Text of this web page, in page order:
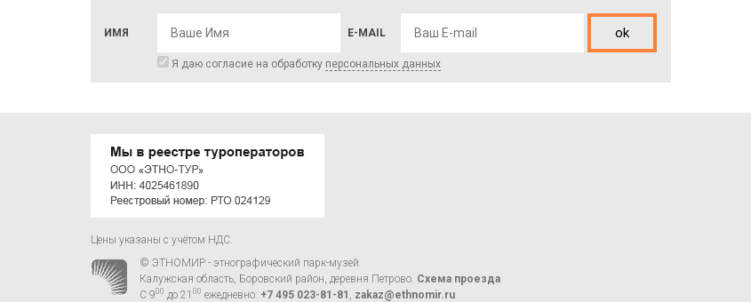
ИМЯ E-MAIL ok
Я даю согласие на обработку персональных данных
Цены указаны с учётом НДС.
© ЭТНОМИР - этнографический парк-музей
Калужская область, Боровский район, деревня Петрово. Схема проезда
С 900 до 21 00 ежедневно: +7 495 023-81-81 zakaz@ethnomir.ru